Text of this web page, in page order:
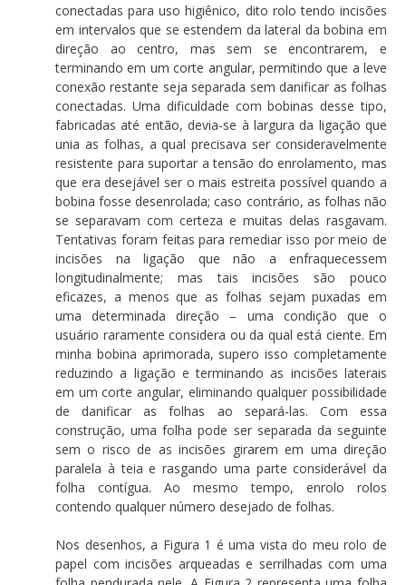
conectadas para uso higiênico, dito rolo tendo incisões
em intervalos que se estendem da lateral da bobina em
direção ao centro, mas sem se encontrarem, e
terminando em um corte angular, permitindo que a leve
conexão restante seja separada sem danificar as folhas
conectadas. Uma dificuldade com bobinas desse tipo,
fabricadas até então, devia-se à largura da ligação que
unia as folhas, a qual precisava ser consideravelmente
resistente para suportar a tensão do enrolamento, mas
que era desejável ser o mais estreita possível quando a
bobina fosse desenrolada; caso contrário, as folhas não
se separavam com certeza e muitas delas rasgavam.
Tentativas foram feitas para remediar isso por meio de
incisões na ligação que não a enfraquecessem
longitudinalmente; mas tais incisões são pouco
eficazes, a menos que as folhas sejam puxadas em
uma determinada direção – uma condição que o
usuário raramente considera ou da qual está ciente. Em
minha bobina aprimorada, supero isso completamente
reduzindo a ligação e terminando as incisões laterais
em um corte angular, eliminando qualquer possibilidade
de danificar as folhas ao separá-las. Com essa
construção, uma folha pode ser separada da seguinte
sem o risco de as incisões girarem em uma direção
paralela à teia e rasgando uma parte considerável da
folha contígua. Ao mesmo tempo, enrolo rolos
contendo qualquer número desejado de folhas.
Nos desenhos, a Figura 1 é uma vista do meu rolo de
papel com incisões arqueadas e serrilhadas com uma